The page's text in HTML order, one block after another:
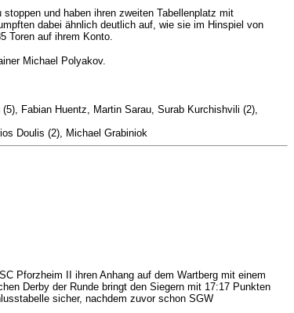
und haben ihren zweiten Tabellenplatz mit
dabei ähnlich deutlich auf, wie sie im Hinspiel von
Toren auf ihrem Konto.
Michael Polyakov.
Fabian Huentz, Martin Sarau, Surab Kurchishvili (2),
Doulis (2), Michael Grabiniok
Pforzheim II ihren Anhang auf dem Wartberg mit einem
Derby der Runde bringt den Siegern mit 17:17 Punkten
sicher, nachdem zuvor schon SGW